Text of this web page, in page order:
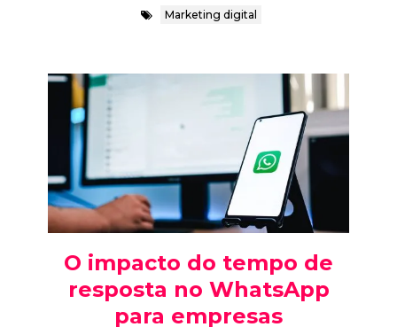
Marketing digital
O impacto do tempo de
resposta no WhatsApp
para empresas